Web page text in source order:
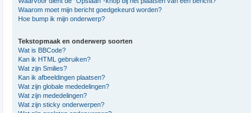
Waarom moet mijn bericht goedgekeurd worden?
Hoe bump ik mijn onderwerp?
Tekstopmaak en onderwerp soorten
Wat is BBCode?
Kan ik HTML gebruiken?
Wat zijn Smilies?
Kan ik afbeeldingen plaatsen?
Wat zijn globale mededelingen?
Wat zijn mededelingen?
Wat zijn sticky onderwerpen?